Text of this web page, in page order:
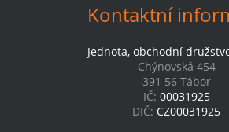
Kontaktní
Jednota, obchodní
Chýnovská 454
391 56 Tábor
IČ: 00031925
DIČ: CZ00031925